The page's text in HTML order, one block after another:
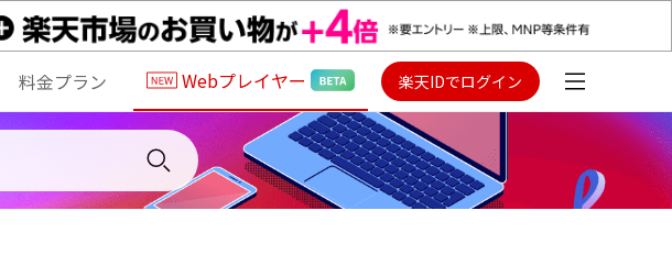
料金プラン Webプレイヤー 楽天IDでログイン